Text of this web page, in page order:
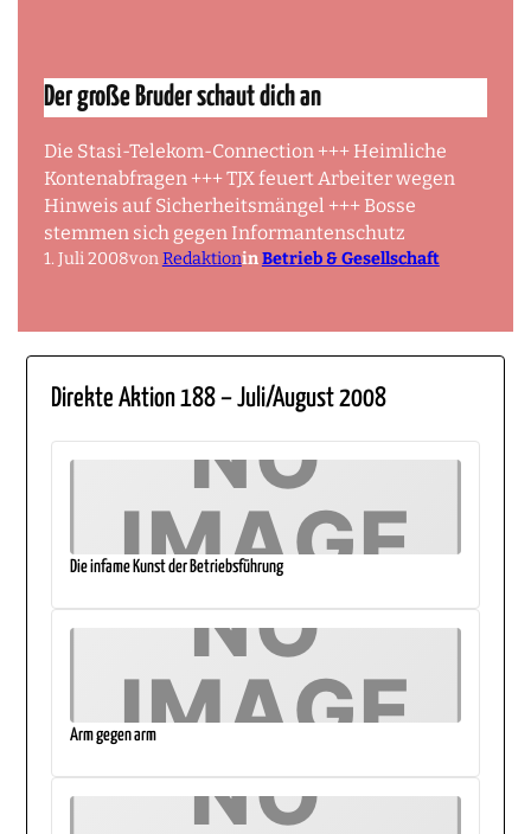
Der große Bruder schaut dich an
Die Stasi-Telekom-Connection +++ Heimliche
Kontenabfragen +++ TJX feuert Arbeiter wegen
Hinweis auf Sicherheitsmängel +++ Bosse
stemmen sich gegen Informantenschutz
1. Juli 2008vonRedaktioninBetrieb & Gesellschaft
Direkte Aktion 188 – Juli/August 2008
Die infame Kunst der Betriebsführung
Arm gegen arm